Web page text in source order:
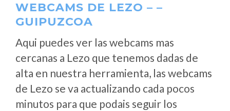
WEBCAMS DE LEZO – –
GUIPUZCOA
Aqui puedes ver las webcams mas
cercanas a Lezo que tenemos dadas de
alta en nuestra herramienta, las webcams
de Lezo se va actualizando cada pocos
minutos para que podais seguir los